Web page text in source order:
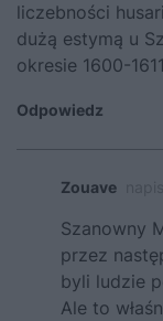
liczebności
dużą estymą u
okresie 1600-
Odpowiedz
Zouave
Szanowny
przez
byli ludzie
Ale to